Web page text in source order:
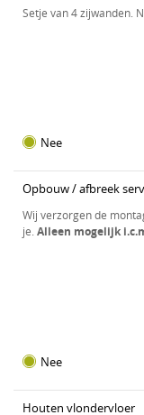
Setje van 4 zijwanden.
Nee
Opbouw / afbreek
Wij verzorgen de
je. Alleen mogelijk
Nee
Houten vlondervloer